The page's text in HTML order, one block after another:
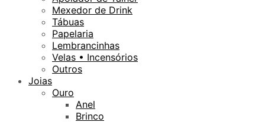
Mexedor de Drink
Tábuas
Papelaria
Lembrancinhas
Velas • Incensórios
Outros
Joias
Ouro
Anel
Brinco